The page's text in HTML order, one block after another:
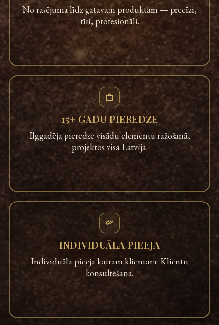
No rasējuma līdz gatavam produktam — precīzi,
tīri, profesionāli.
15+ GADU PIEREDZE
Ilggadēja pieredze visādu elementu ražošanā,
projektos visā Latvijā.
INDIVIDUĀLA PIEEJA
Individuāla pieeja katram klientam. Klientu
konsultēšana.